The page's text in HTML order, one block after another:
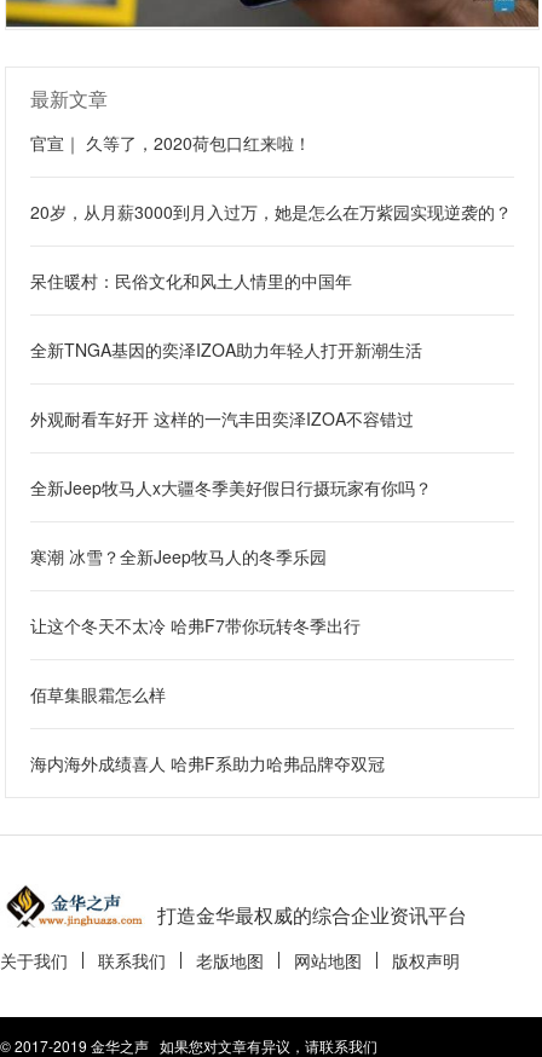
最新文章
官宣｜ 久等了，2020荷包口红来啦！
20岁，从月薪3000到月入过万，她是怎么在万紫园实现逆袭的？
呆住暖村：民俗文化和风土人情里的中国年
全新TNGA基因的奕泽IZOA助力年轻人打开新潮生活
外观耐看车好开 这样的一汽丰田奕泽IZOA不容错过
全新Jeep牧马人x大疆冬季美好假日行摄玩家有你吗？
寒潮 冰雪？全新Jeep牧马人的冬季乐园
让这个冬天不太冷 哈弗F7带你玩转冬季出行
佰草集眼霜怎么样
海内海外成绩喜人 哈弗F系助力哈弗品牌夺双冠
打造金华最权威的综合企业资讯平台
关于我们 联系我们 老版地图 网站地图 版权声明
© 2017-2019 金华之声 如果您对文章有异议，请联系我们